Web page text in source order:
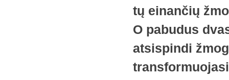
tų einančių
O pabudus
atsispindi